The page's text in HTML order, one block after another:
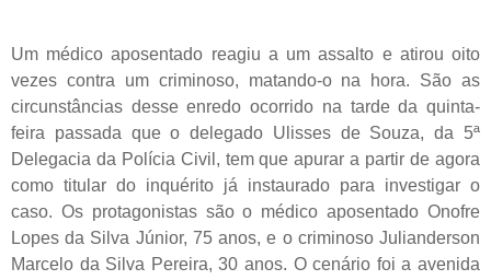
Um médico aposentado reagiu a um assalto e atirou oito
vezes contra um criminoso, matando-o na hora. São as
circunstâncias desse enredo ocorrido na tarde da quinta-
feira passada que o delegado Ulisses de Souza, da 5ª
Delegacia da Polícia Civil, tem que apurar a partir de agora
como titular do inquérito já instaurado para investigar o
caso. Os protagonistas são o médico aposentado Onofre
Lopes da Silva Júnior, 75 anos, e o criminoso Julianderson
Marcelo da Silva Pereira, 30 anos. O cenário foi a avenida